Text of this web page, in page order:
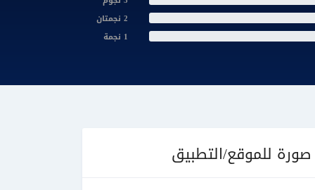
2 نجمتان
1 نجمة
صورة للموقع/التطبيق